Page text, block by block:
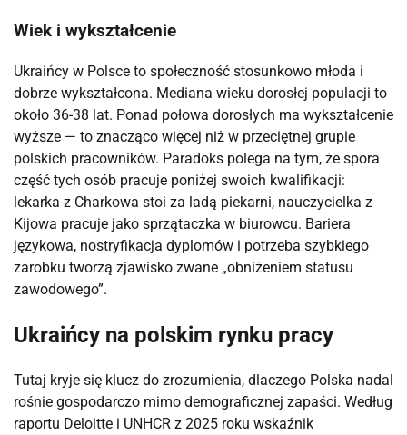
Wiek i wykształcenie
Ukraińcy w Polsce to społeczność stosunkowo młoda i
dobrze wykształcona. Mediana wieku dorosłej populacji to
około 36-38 lat. Ponad połowa dorosłych ma wykształcenie
wyższe — to znacząco więcej niż w przeciętnej grupie
polskich pracowników. Paradoks polega na tym, że spora
część tych osób pracuje poniżej swoich kwalifikacji:
lekarka z Charkowa stoi za ladą piekarni, nauczycielka z
Kijowa pracuje jako sprzątaczka w biurowcu. Bariera
językowa, nostryfikacja dyplomów i potrzeba szybkiego
zarobku tworzą zjawisko zwane „obniżeniem statusu
zawodowego”.
Ukraińcy na polskim rynku pracy
Tutaj kryje się klucz do zrozumienia, dlaczego Polska nadal
rośnie gospodarczo mimo demograficznej zapaści. Według
raportu Deloitte i UNHCR z 2025 roku wskaźnik